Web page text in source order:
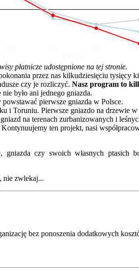
płatnicze udostępnione na tej stronie.
przez nas kilkudziesięciu
czy je rozliczyć. Nasz program to
było ani jednego gniazda.
pierwsze gniazda w Polsce.
i Toruniu. Pierwsze gniazdo na drzewie
na terenach zurbanizowanych i
ten projekt, nasi
czy swoich własnych
nie zwlekaj...
bez ponoszenia dodatkowych